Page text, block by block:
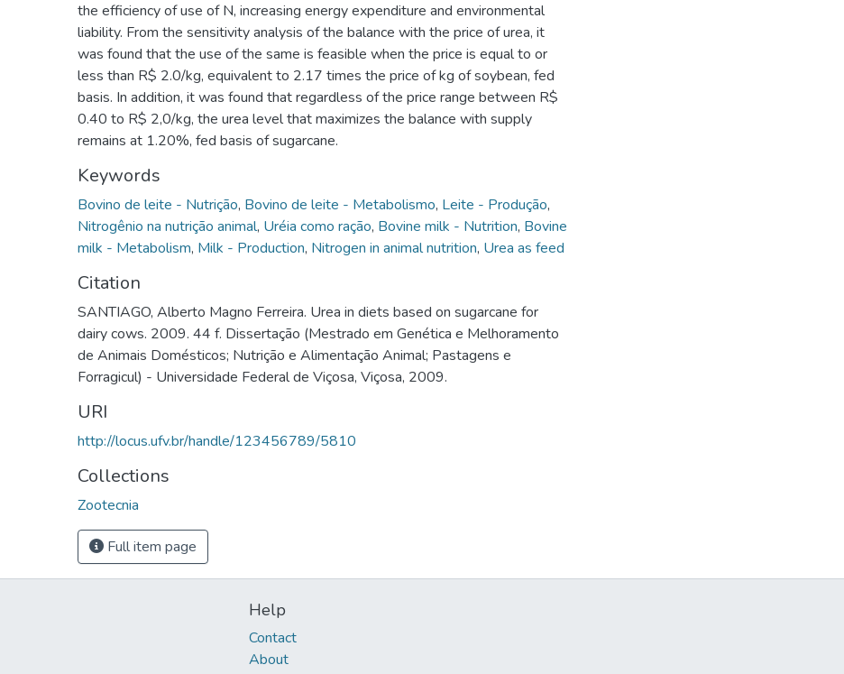
the efficiency of use of N, increasing energy expenditure and environmental
liability. From the sensitivity analysis of the balance with the price of urea, it
was found that the use of the same is feasible when the price is equal to or
less than R$ 2.0/kg, equivalent to 2.17 times the price of kg of soybean, fed
basis. In addition, it was found that regardless of the price range between R$
0.40 to R$ 2,0/kg, the urea level that maximizes the balance with supply
remains at 1.20%, fed basis of sugarcane.
Keywords
Bovino de leite - Nutrição, Bovino de leite - Metabolismo, Leite - Produção,
Nitrogênio na nutrição animal, Uréia como ração, Bovine milk - Nutrition, Bovine
milk - Metabolism, Milk - Production, Nitrogen in animal nutrition, Urea as feed
Citation
SANTIAGO, Alberto Magno Ferreira. Urea in diets based on sugarcane for
dairy cows. 2009. 44 f. Dissertação (Mestrado em Genética e Melhoramento
de Animais Domésticos; Nutrição e Alimentação Animal; Pastagens e
Forragicul) - Universidade Federal de Viçosa, Viçosa, 2009.
URI
http://locus.ufv.br/handle/123456789/5810
Collections
Zootecnia
Full item page
Help
Contact
About